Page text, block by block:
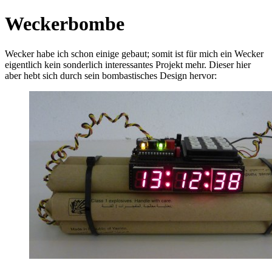
Weckerbombe
Wecker habe ich schon einige gebaut; somit ist für mich ein Wecker
eigentlich kein sonderlich interessantes Projekt mehr. Dieser hier
aber hebt sich durch sein bombastisches Design hervor: